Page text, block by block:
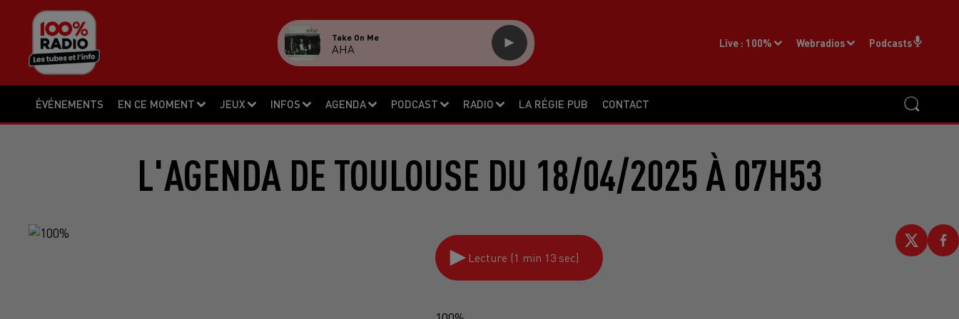
ÉVÉNEMENTS EN CE MOMENT JEUX INFOS AGENDA PODCAST RADIO LA RÉGIE PUB CONTACT
Live : 100% Webradios Podcasts
Take On Me
AHA
L'AGENDA DE TOULOUSE DU 18/04/2025 À 07H53
Lecture (1 min 13 sec)